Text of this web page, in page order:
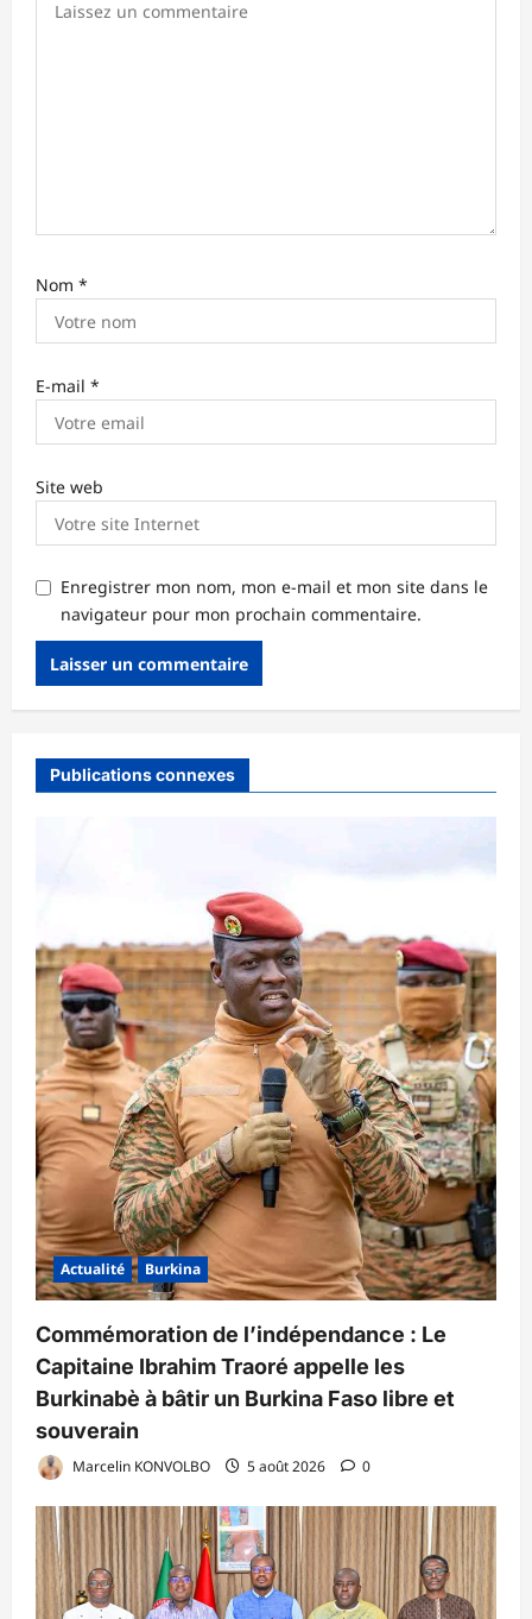
Nom *
E-mail *
Site web
Enregistrer mon nom, mon e-mail et mon site dans le
navigateur pour mon prochain commentaire.
Publications connexes
Actualité Burkina
Commémoration de l’indépendance : Le
Capitaine Ibrahim Traoré appelle les
Burkinabè à bâtir un Burkina Faso libre et
souverain
Marcelin KONVOLBO 5 août 2026 0